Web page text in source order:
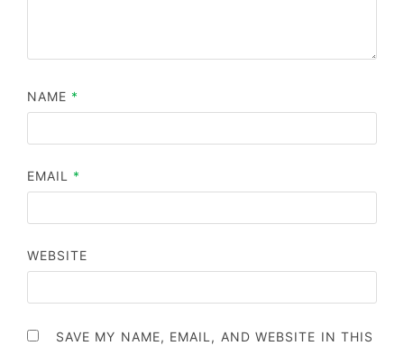
NAME *
EMAIL *
WEBSITE
SAVE MY NAME, EMAIL, AND WEBSITE IN THIS